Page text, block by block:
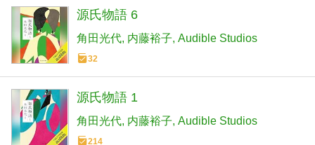
源氏物語 6
角田光代 内藤裕子 Audible Studios
32
源氏物語 1
角田光代 内藤裕子 Audible Studios
214